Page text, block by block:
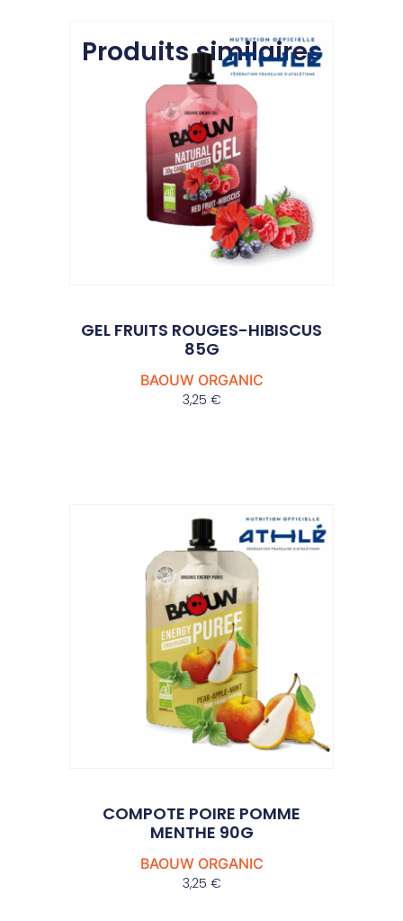
Produits similaires
GEL FRUITS ROUGES-HIBISCUS
85G
BAOUW ORGANIC
3,25 €
COMPOTE POIRE POMME
MENTHE 90G
BAOUW ORGANIC
3,25 €